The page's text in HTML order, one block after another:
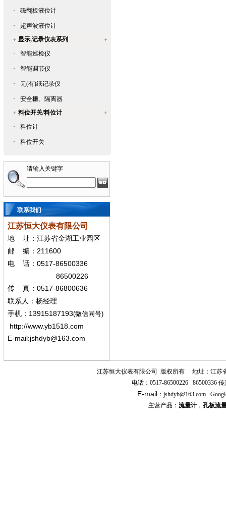
· 磁翻板液位计
·
超声波液位计
显示,记录仪表系列
·
智能巡检仪
· 智能调节仪
· 无(有)纸记录仪
·
安全栅、隔离器
料位开关/料位计
·
料位计
· 料位开关
请输入关键字
联系我们
江苏恒大仪表有限公司
地
址：江苏省金湖工业园区
邮
编： 211600
电 话： 0517-86500336
86500226
传 真： 0517-86800636
联系人：杨经理
手机 ： 13915187193(微信同号)
http://www.yb1518.com
E-mail:jshdyb@163.com
江苏恒大仪表有限公司 版权所有
地址：江苏
电话： 0517-86500226 86500336 传
E-mail ： jshdyb@163.com
主营产品： 流量计， 孔板流